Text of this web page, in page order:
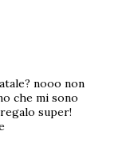
nooo non
che mi sono
super!